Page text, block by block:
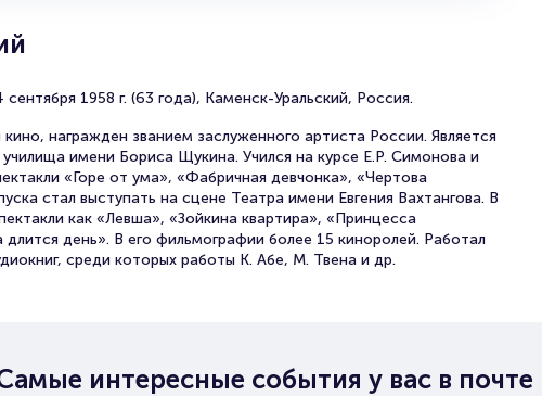
1958 г. (63 года), Каменск-Уральский, Россия.
награжден званием заслуженного артиста России. Является
имени Бориса Щукина. Учился на курсе Е.Р. Симонова и
«Горе от ума», «Фабричная девчонка», «Чертова
стал выступать на сцене Театра имени Евгения Вахтангова. В
как «Левша», «Зойкина квартира», «Принцесса
день». В его фильмографии более 15 киноролей. Работал
среди которых работы К. Абе, М. Твена и др.
интересные события у вас в почте